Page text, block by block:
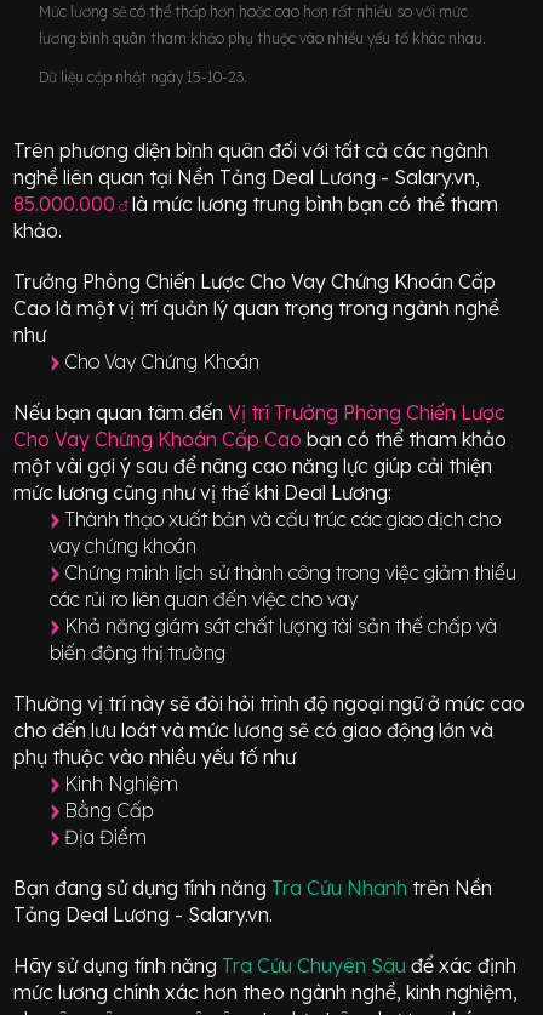
Mức lương sẽ có thể thấp hơn hoặc cao hơn rất nhiều so với mức
lương bình quân tham khảo phụ thuộc vào nhiều yếu tố khác nhau.
Dữ liệu cập nhật ngày 15-10-23.
Trên phương diện bình quân đối với tất cả các ngành
nghề liên quan tại Nền Tảng Deal Lương - Salary.vn,
85.000.000 đlà mức lương trung bình bạn có thể tham
khảo.
Trưởng Phòng Chiến Lược Cho Vay Chứng Khoán Cấp
Cao là một vị tríquản lý quan trọng trong ngành nghề
như
Cho Vay Chứng Khoán
Nếu bạn quan tâm đến Vị trí Trưởng Phòng Chiến Lược
Cho Vay Chứng Khoán Cấp Cao bạn có thể tham khảo
một vài gợi ý sau để nâng cao năng lực giúp cải thiện
mức lương cũng như vị thế khi Deal Lương:
Thành thạo xuất bản và cấu trúc các giao dịch cho
vay chứng khoán
Chứng minh lịch sử thành công trong việc giảm thiểu
các rủi ro liên quan đến việc cho vay
Khả năng giám sát chất lượng tài sản thế chấp và
biến động thị trường
Thường vị trí này sẽ đòi hỏi trình độ ngoại ngữ ở mứccao
cho đến lưu loát và mức lương sẽ có giao độnglớn và
phụ thuộc vào nhiều yếu tố như
Kinh Nghiệm
Bằng Cấp
Địa Điểm
Bạn đang sử dụng tính năng Tra Cứu Nhanh trên Nền
Tảng Deal Lương - Salary.vn.
Hãy sử dụng tính năng Tra Cứu Chuyên Sâuđể xác định
mức lương chính xác hơn theo ngành nghề, kinh nghiệm,